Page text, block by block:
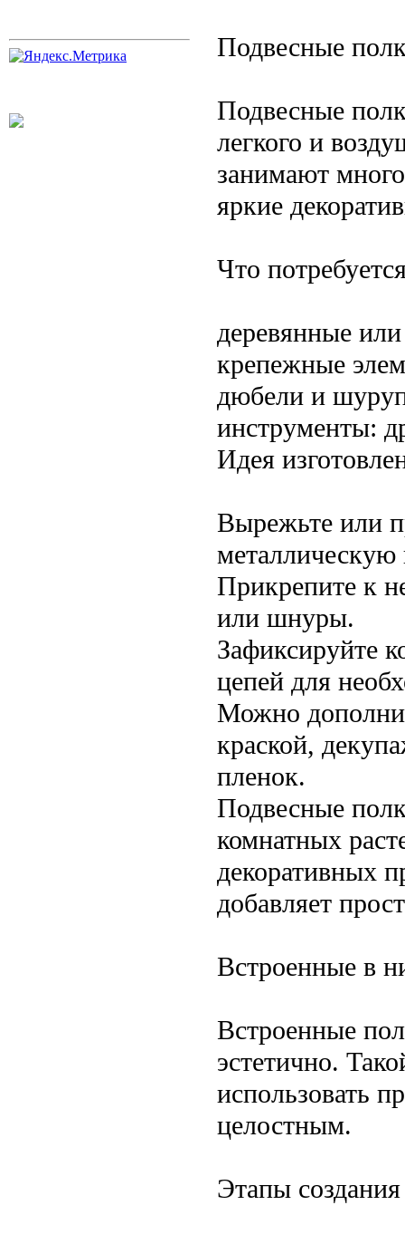
Подвесные
Подвесные
легкого и
занимают
яркие
Что
деревянные
крепежные
дюбели и
инструменты:
Идея
Вырежьте или
Прикрепите к
или шнуры.
Зафиксируйте
цепей для
Можно
краской,
пленок.
Подвесные
комнатных
декоративных
добавляет
Встроенные в
Встроенные
эстетично.
использовать
целостным.
Этапы